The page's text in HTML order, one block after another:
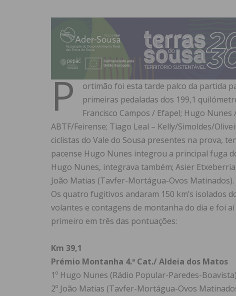
P
ortimão foi esta tarde palco da partida
primeiras pedaladas dos 199,1
Francisco Campos / Efapel; Hugo
ABTF/Feirense; Tiago Leal – Kelly/Simoldes/
ciclistas do Vale do Sousa presentes na prova,
pacense Hugo Nunes integrou a principal fuga
Hugo Nunes, integrava também; Asier
João Matias (Tavfer-Mortágua-Ovos Matinados).
Os quatro fugitivos andaram 150 km’s isolados
volantes e contagens de montanha do dia e foi
primeiro em três das pontuações:
Km 39,1
Prémio Montanha 4.ª Cat./ Aldeia dos Matos
1º Hugo Nunes (Rádio Popular-Paredes-Boavista)
2º João Matias (Tavfer-Mortágua-Ovos